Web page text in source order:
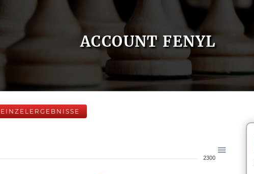
ACCOUNT FENYL
EINZELERGEBNISSE
2300